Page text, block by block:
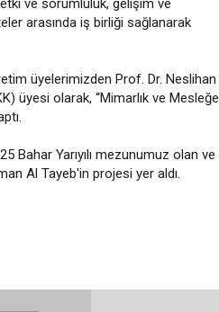
ve sorumluluk, gelişim ve
arasında iş birliği sağlanarak
üyelerimizden Prof. Dr. Neslihan
üyesi olarak, “Mimarlık ve Mesleğe
Bahar Yarıyılı mezunumuz olan ve
Al Tayeb'in projesi yer aldı.